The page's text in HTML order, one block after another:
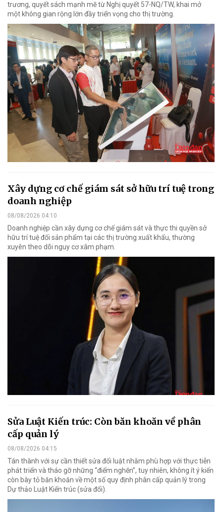
trương, quyết sách mạnh mẽ từ Nghị quyết 57-NQ/TW, khai mở
một không gian rộng lớn đầy triển vọng cho thị trường.
Xây dựng cơ chế giám sát sở hữu trí tuệ trong
doanh nghiệp
08/08/2026 04:10
Doanh nghiệp cần xây dựng cơ chế giám sát và thực thi quyền sở
hữu trí tuệ đối sản phẩm tại các thị trường xuất khẩu, thường
xuyên theo dõi nguy cơ xâm phạm.
Sửa Luật Kiến trúc: Còn băn khoăn về phân
cấp quản lý
08/08/2026 04:15
Tán thành với sự cần thiết sửa đổi luật nhằm phù hợp với thực tiễn
phát triển và tháo gỡ những “điểm nghẽn”, tuy nhiên, không ít ý kiến
còn bày tỏ băn khoăn về một số quy định phân cấp quản lý trong
Dự thảo Luật Kiến trúc (sửa đổi).